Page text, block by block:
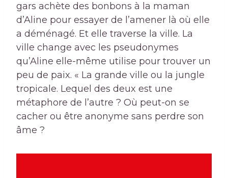
gars achète des bonbons à la maman
d’Aline pour essayer de l’amener là où elle
a déménagé. Et elle traverse la ville. La
ville change avec les pseudonymes
qu’Aline elle-même utilise pour trouver un
peu de paix. « La grande ville ou la jungle
tropicale. Lequel des deux est une
métaphore de l’autre ? Où peut-on se
cacher ou être anonyme sans perdre son
âme ?